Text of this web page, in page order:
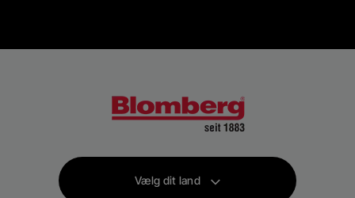
Vælg dit land